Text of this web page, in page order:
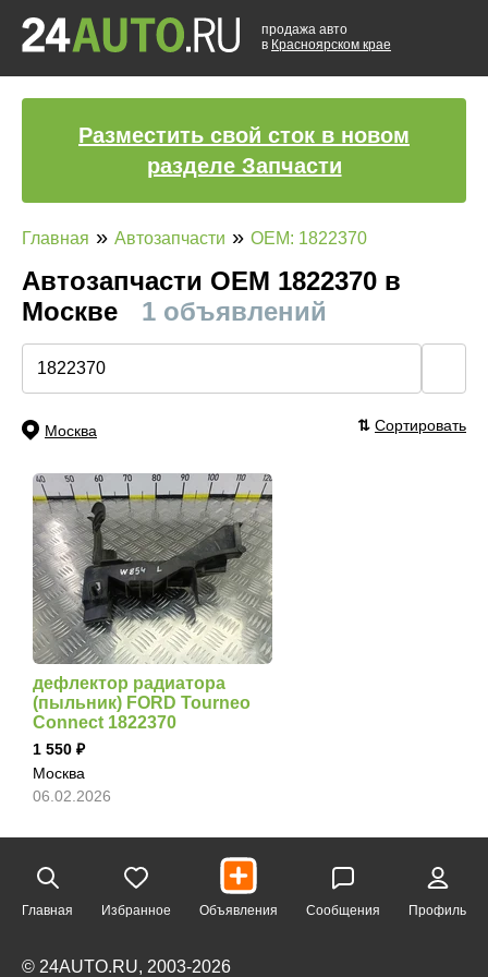
продажа авто
в Красноярском крае
Разместить свой сток в новом
разделе Запчасти
Главная » Автозапчасти » OEM: 1822370
Автозапчасти ОЕМ 1822370 в
Москве
1 объявлений
Москва ⇅ Сортировать
дефлектор радиатора
(пыльник) FORD Tourneo
Connect 1822370
1 550
Москва
06.02.2026
Главная Избранное Объявления Сообщения Профиль
© 24AUTO.RU, 2003-2026